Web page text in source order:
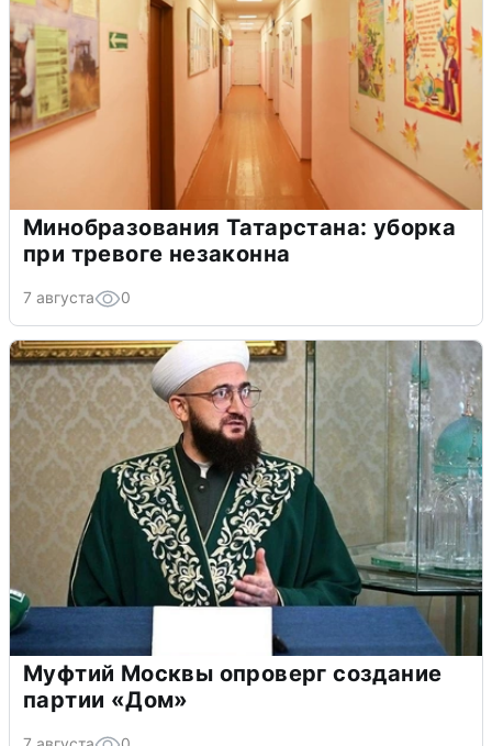
Минобразования Татарстана: уборка
при тревоге незаконна
7 августа 0
Муфтий Москвы опроверг создание
партии «Дом»